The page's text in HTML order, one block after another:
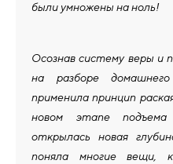
были умножены на ноль!
Осознав систему веры и
на разборе
применила принцип
новом этапе
открылась новая
поняла многие